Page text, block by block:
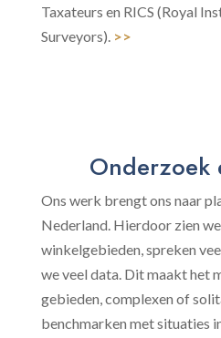
Taxateurs en RICS (Royal
Surveyors). >>
Onderzoek
Ons werk brengt ons naar
Nederland. Hierdoor zien
winkelgebieden, spreken
we veel data. Dit maakt het
gebieden, complexen of
benchmarken met situaties